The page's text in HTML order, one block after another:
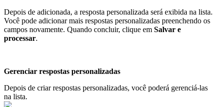
Depois de adicionada, a resposta personalizada será exibida na lista.
Você pode adicionar mais respostas personalizadas preenchendo os
campos novamente. Quando concluir, clique em Salvar e
processar.
Gerenciar respostas personalizadas
Depois de criar respostas personalizadas, você poderá gerenciá-las
na lista.